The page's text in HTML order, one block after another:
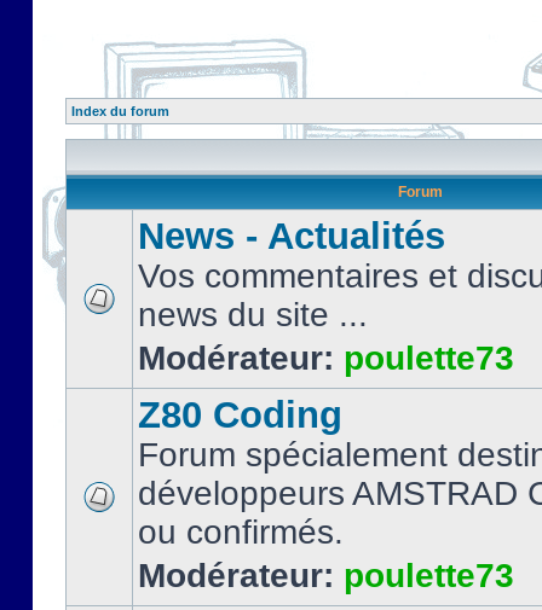
Index du forum
Forum
News - Actualités
Vos commentaires et
news du site ...
Modérateur: poulette73
Z80 Coding
Forum spécialement
développeurs AMSTRAD
ou confirmés.
Modérateur: poulette73